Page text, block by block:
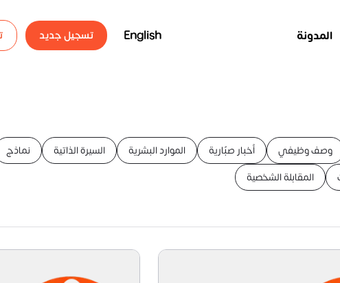
المدونة English تسجيل جديد
وصف وظيفي أخبار صبّارية الموارد البشرية السيرة الذاتية نماذج
المقابلة الشخصية